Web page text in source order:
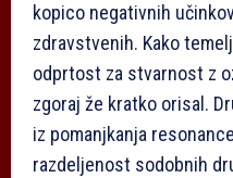
kopico negativnih
zdravstvenih. Kako
odprtost za stvarnost z
zgoraj že kratko orisal.
iz pomanjkanja
razdeljenost sodobnih